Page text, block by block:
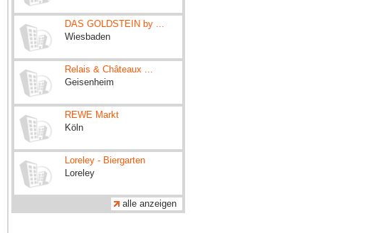
DAS GOLDSTEIN by ...
Wiesbaden
Relais & Châteaux ...
Geisenheim
REWE Markt
Köln
Loreley - Biergarten
Loreley
alle anzeigen